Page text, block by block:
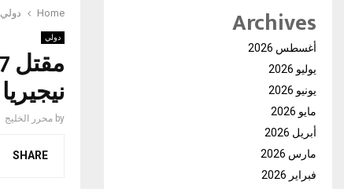
Home دولي
دولي
نيجيريا
by محرر الخليج
SHARE
Archives
أغسطس 2026
يوليو 2026
يونيو 2026
مايو 2026
أبريل 2026
مارس 2026
فبراير 2026